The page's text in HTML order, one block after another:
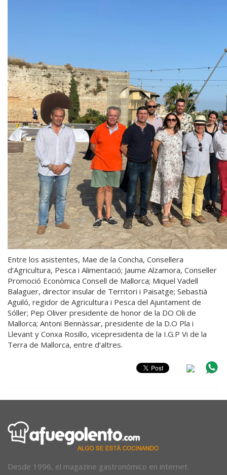
Entre los asistentes, Mae de la Concha, Consellera
d’Agricultura, Pesca i Alimentació; Jaume Alzamora, Conseller
Promoció Econòmica Consell de Mallorca; Miquel Vadell
Balaguer, director insular de Territori i Paisatge; Sebastià
Aguiló, regidor de Agricultura i Pesca del Ajuntament de
Sóller; Pep Oliver presidente de honor de la DO Oli de
Mallorca; Antoni Bennàssar, presidente de la D.O Pla i
Llevant y Conxa Rosillo, vicepresidenta de la I.G.P Vi de la
Terra de Mallorca, entre d’altres.
Desde 1996, el magazine gastronómico en internet.